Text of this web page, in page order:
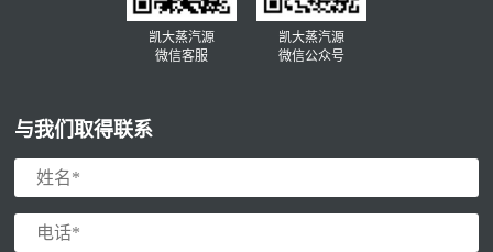
凯大蒸汽源
微信客服
凯大蒸汽源
微信公众号
与我们取得联系